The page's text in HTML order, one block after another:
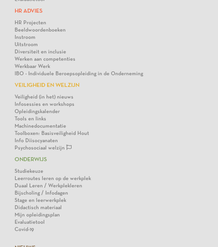
HR ADVIES
HR Projecten
Beeldwoordenboeken
Instroom
Uitstroom
Diversiteit en inclusie
Werken aan competenties
Werkbaar Werk
IBO - Individuele Beroepsopleiding in de Onderneming
VEILIGHEID EN WELZIJN
Veiligheid (in het) nieuws
Infosessies en workshops
Opleidingskalender
Tools en links
Machinedocumentatie
Toolboxen: Basisveiligheid Hout
Info Diisocyanaten
Psychosociaal welzijn
ONDERWIJS
Studiekeuze
Leerroutes leren op de werkplek
Duaal Leren / Werkplekleren
Bijscholing / Infodagen
Stage en leerwerkplek
Didactisch materiaal
Mijn opleidingsplan
Evaluatietool
Covid-19